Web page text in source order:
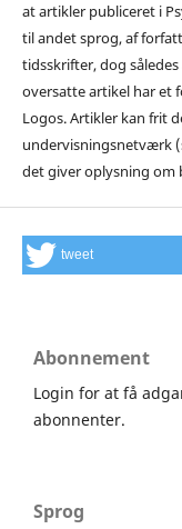
at artikler publiceret i
til andet sprog, af
tidsskrifter, dog
oversatte artikel har et
Logos. Artikler kan frit
undervisningsnetværk
det giver oplysning om
tweet
Abonnement
Login for at få
abonnenter.
Sprog